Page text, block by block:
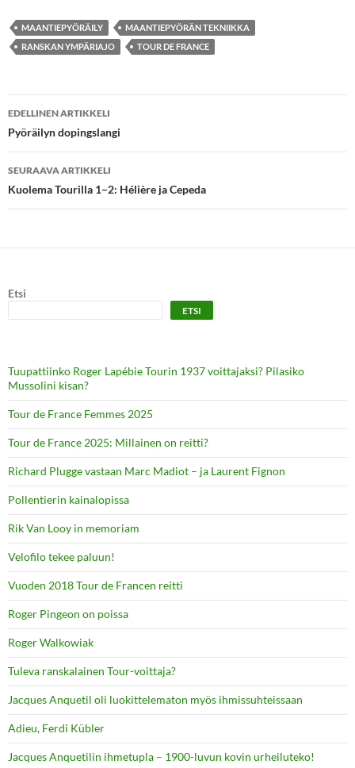
MAANTIEPYÖRÄILY
MAANTIEPYÖRÄN TEKNIIKKA
RANSKAN YMPÄRIAJO
TOUR DE FRANCE
Artikkelien
selaus
EDELLINEN ARTIKKELI
Pyöräilyn dopingslangi
SEURAAVA ARTIKKELI
Kuolema Tourilla 1–2: Hélière ja Cepeda
Etsi
ETSI
Tuupattiinko Roger Lapébie Tourin 1937 voittajaksi? Pilasiko
Mussolini kisan?
Tour de France Femmes 2025
Tour de France 2025: Millainen on reitti?
Richard Plugge vastaan Marc Madiot – ja Laurent Fignon
Pollentierin kainalopissa
Rik Van Looy in memoriam
Velofilo tekee paluun!
Vuoden 2018 Tour de Francen reitti
Roger Pingeon on poissa
Roger Walkowiak
Tuleva ranskalainen Tour-voittaja?
Jacques Anquetil oli luokittelematon myös ihmissuhteissaan
Adieu, Ferdi Kübler
Jacques Anquetilin ihmetupla – 1900-luvun kovin urheiluteko!